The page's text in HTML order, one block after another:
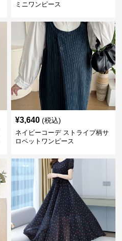
ミニワンピース
¥3,640 (税込)
ネイビーコーデ ストライプ柄サ
ロペットワンピース